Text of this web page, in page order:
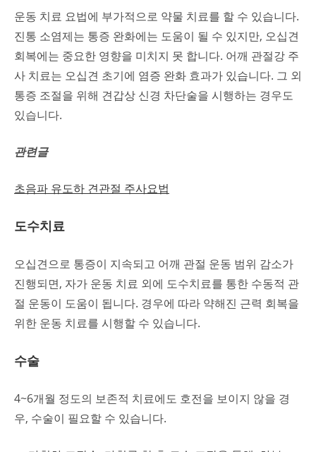
운동 치료 요법에 부가적으로 약물 치료를 할 수 있습니다.
진통 소염제는 통증 완화에는 도움이 될 수 있지만, 오십견
회복에는 중요한 영향을 미치지 못 합니다. 어깨 관절강 주
사 치료는 오십견 초기에 염증 완화 효과가 있습니다. 그 외
통증 조절을 위해 견갑상 신경 차단술을 시행하는 경우도
있습니다.
관련글
초음파 유도하 견관절 주사요법
도수치료
오십견으로 통증이 지속되고 어깨 관절 운동 범위 감소가
진행되면, 자가 운동 치료 외에 도수치료를 통한 수동적 관
절 운동이 도움이 됩니다. 경우에 따라 약해진 근력 회복을
위한 운동 치료를 시행할 수 있습니다.
수술
4~6개월 정도의 보존적 치료에도 호전을 보이지 않을 경
우, 수술이 필요할 수 있습니다.